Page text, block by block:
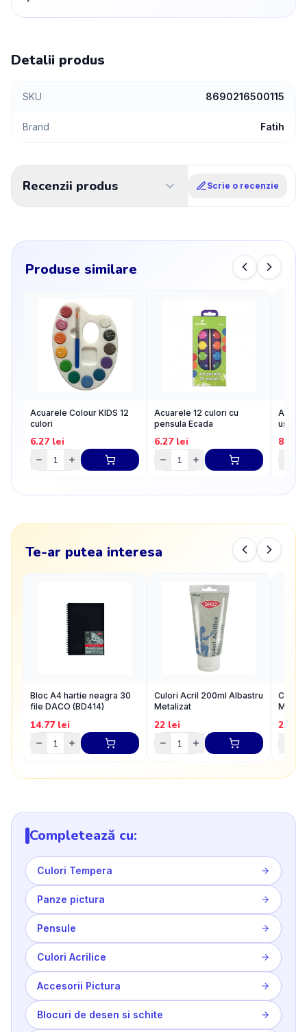
Detalii produs
SKU 8690216500115
Brand Fatih
Recenzii produs Scrie o recenzie
Produse similare
Acuarele Colour KIDS 12
culori
6.27lei
Acuarele 12 culori cu
pensula Ecada
6.27lei
uscate
8.95
Te-ar putea interesa
Bloc A4 hartie neagra 30
file DACO (BD414)
14.77lei
Culori Acril 200ml Albastru
Metalizat
22 lei
Culori
22
Completează cu:
Culori Tempera
Panze pictura
Pensule
Culori Acrilice
Accesorii Pictura
Blocuri de desen si schite